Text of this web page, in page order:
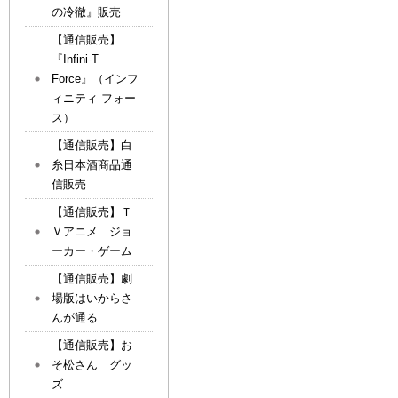
の冷徹』販売
【通信販売】
『Infini-T
Force』（インフ
ィニティ フォー
ス）
【通信販売】白
糸日本酒商品通
信販売
【通信販売】Ｔ
Ｖアニメ ジョ
ーカー・ゲーム
【通信販売】劇
場版はいからさ
んが通る
【通信販売】お
そ松さん グッ
ズ